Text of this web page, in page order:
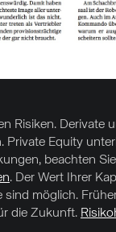
Risiken. Derivate
Private Equity
beachten
. Der Wert Ihrer
sind möglich.
die Zukunft.